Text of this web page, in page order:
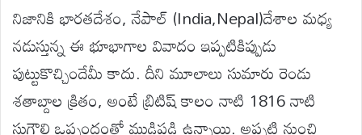
నిజానికి భారతదేశం, నేపాల్ (India,Nepal)దేశాల మధ్య
నడుస్తున్న ఈ భూభాగాల వివాదం ఇప్పటికిప్పుడు
పుట్టుకొచ్చిందేమీ కాదు. దీని మూలాలు సుమారు రెండు
శతాబ్దాల క్రితం, అంటే బ్రిటిష్ కాలం నాటి 1816 నాటి
సుగౌలి ఒప్పందంతో ముడిపడి ఉన్నాయి. అప్పటి నుంచి